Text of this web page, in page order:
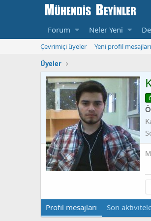
Forum Neler Yeni
Çevrimiçi üyeler Yeni profil mesajları
Üyeler
Profil mesajları Son